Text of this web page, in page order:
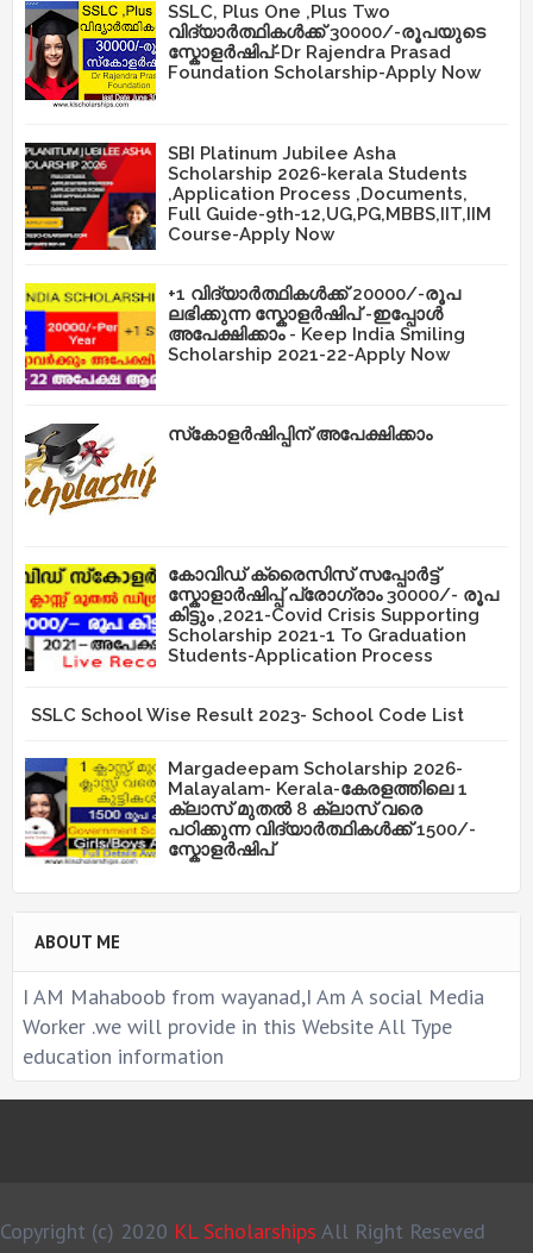
SSLC, Plus One ,Plus Two
വിദ്യാർത്ഥികൾക്ക് 30000/-രൂപയുടെ
സ്കോളർഷിപ്-Dr Rajendra Prasad
Foundation Scholarship-Apply Now
SBI Platinum Jubilee Asha
Scholarship 2026-kerala Students
,Application Process ,Documents,
Full Guide-9th-12,UG,PG,MBBS,IIT,IIM
Course-Apply Now
+1 വിദ്യാർത്ഥികൾക്ക് 20000/-രൂപ
ലഭിക്കുന്ന സ്കോളർഷിപ് -ഇപ്പോൾ
അപേക്ഷിക്കാം - Keep India Smiling
Scholarship 2021-22-Apply Now
സ്‌കോളർഷിപ്പിന് അപേക്ഷിക്കാം
കോവിഡ് ക്രൈസിസ് സപ്പോർട്ട്
സ്കോളാർഷിപ്പ് പ്രോഗ്രാം 30000/- രൂപ
കിട്ടും ,2021-Covid Crisis Supporting
Scholarship 2021-1 To Graduation
Students-Application Process
SSLC School Wise Result 2023- School Code List
Margadeepam Scholarship 2026-
Malayalam- Kerala-കേരളത്തിലെ 1
ക്ലാസ് മുതൽ 8 ക്ലാസ് വരെ
പഠിക്കുന്ന വിദ്യാർത്ഥികൾക്ക് 1500/-
സ്കോളർഷിപ്
ABOUT ME
I AM Mahaboob from wayanad,I Am A social Media
Worker .we will provide in this Website All Type
education information
Copyright (c) 2020 KL Scholarships All Right Reseved